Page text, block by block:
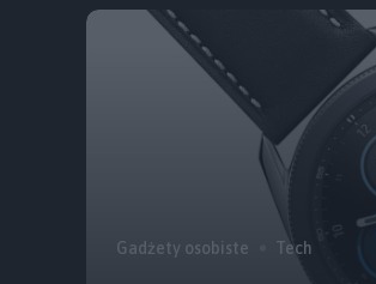
Gadżety osobiste Tech